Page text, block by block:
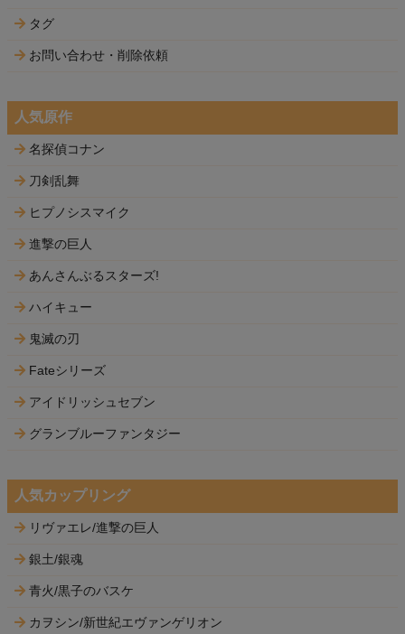
タグ
お問い合わせ・削除依頼
人気原作
名探偵コナン
刀剣乱舞
ヒプノシスマイク
進撃の巨人
あんさんぶるスターズ!
ハイキュー
鬼滅の刃
Fateシリーズ
アイドリッシュセブン
グランブルーファンタジー
人気カップリング
リヴァエレ/進撃の巨人
銀土/銀魂
青火/黒子のバスケ
カヲシン/新世紀エヴァンゲリオン